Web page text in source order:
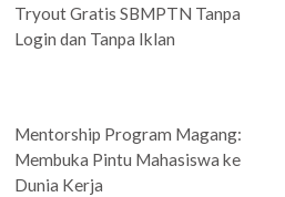
Tryout Gratis SBMPTN Tanpa
Login dan Tanpa Iklan
Mentorship Program Magang:
Membuka Pintu Mahasiswa ke
Dunia Kerja